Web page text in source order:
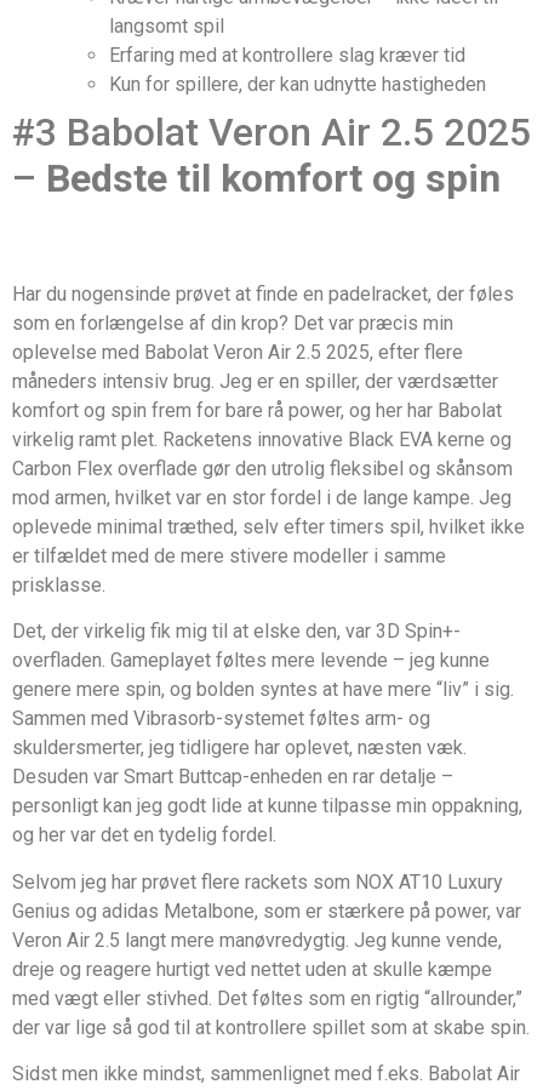
langsomt spil
Erfaring med at kontrollere slag kræver tid
Kun for spillere, der kan udnytte hastigheden
#3 Babolat Veron Air 2.5 2025
– Bedste til komfort og spin
Har du nogensinde prøvet at finde en padelracket, der føles
som en forlængelse af din krop? Det var præcis min
oplevelse med Babolat Veron Air 2.5 2025, efter flere
måneders intensiv brug. Jeg er en spiller, der værdsætter
komfort og spin frem for bare rå power, og her har Babolat
virkelig ramt plet. Racketens innovative Black EVA kerne og
Carbon Flex overflade gør den utrolig fleksibel og skånsom
mod armen, hvilket var en stor fordel i de lange kampe. Jeg
oplevede minimal træthed, selv efter timers spil, hvilket ikke
er tilfældet med de mere stivere modeller i samme
prisklasse.
Det, der virkelig fik mig til at elske den, var 3D Spin+-
overfladen. Gameplayet føltes mere levende – jeg kunne
genere mere spin, og bolden syntes at have mere “liv” i sig.
Sammen med Vibrasorb-systemet føltes arm- og
skuldersmerter, jeg tidligere har oplevet, næsten væk.
Desuden var Smart Buttcap-enheden en rar detalje –
personligt kan jeg godt lide at kunne tilpasse min oppakning,
og her var det en tydelig fordel.
Selvom jeg har prøvet flere rackets som NOX AT10 Luxury
Genius og adidas Metalbone, som er stærkere på power, var
Veron Air 2.5 langt mere manøvredygtig. Jeg kunne vende,
dreje og reagere hurtigt ved nettet uden at skulle kæmpe
med vægt eller stivhed. Det føltes som en rigtig “allrounder,”
der var lige så god til at kontrollere spillet som at skabe spin.
Sidst men ikke mindst, sammenlignet med f.eks. Babolat Air